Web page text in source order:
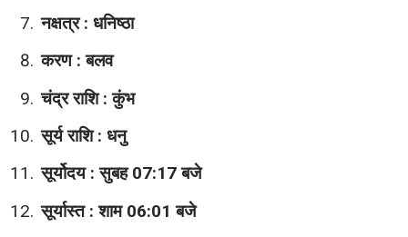
नक्षत्र : धनिष्ठा
करण : बलव
चंद्र राशि : कुंभ
सूर्य राशि : धनु
सूर्योदय : सुबह 07:17 बजे
सूर्यास्त : शाम 06:01 बजे